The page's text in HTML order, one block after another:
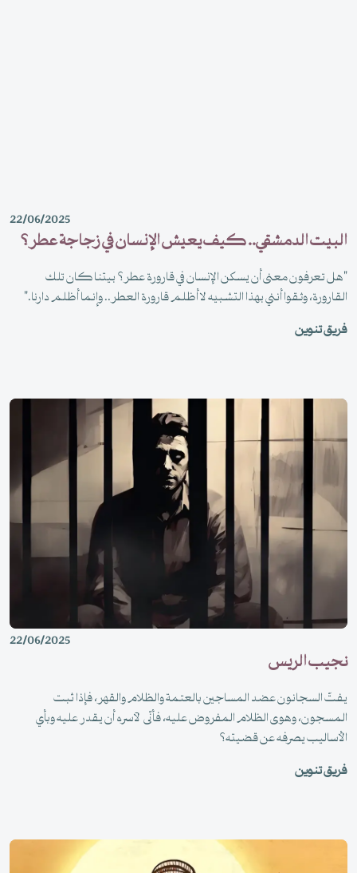
22/06/2025
البيت الدمشقي.. كيف يعيش الإنسان في زجاجة عطر؟
"هل تعرفون معنى أن يسكن الإنسان في قارورة عطر؟ بيتنا كان تلك
القارورة، وثقوا أنني بهذا التشبيه لا أظلم قارورة العطر.. وإنما أظلم دارنا."
فريق تنوين
22/06/2025
نجيب الريس
يفتّ السجانون عضد المساجين بالعتمة والظلام والقهر، فإذا ثبت
المسجون، وهوى الظلام المفروض عليه، فأنّى لآسره أن يقدر عليه وبأي
الأساليب يصرفه عن قضيته؟
فريق تنوين